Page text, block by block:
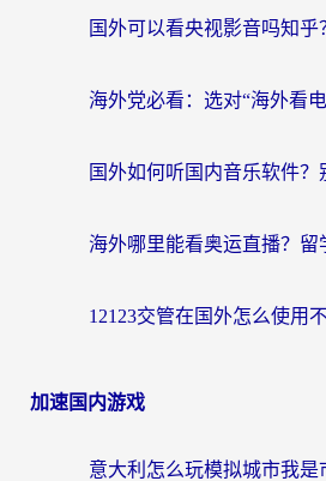
加速国内游戏